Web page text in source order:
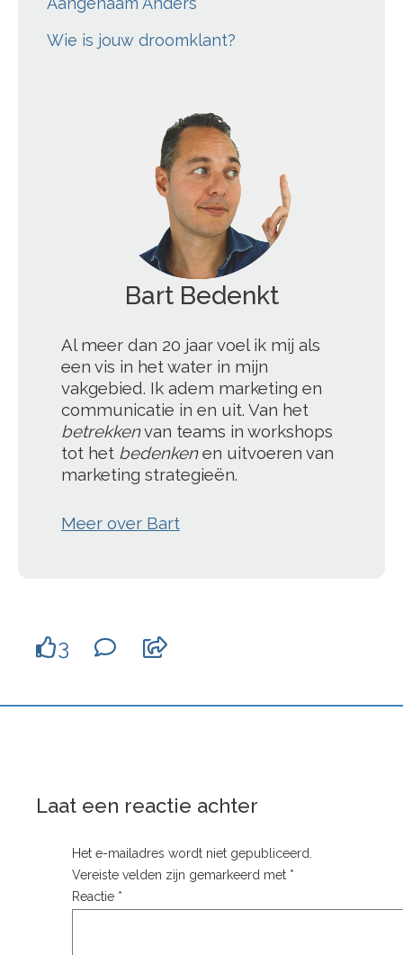
Wie is jouw droomklant?
';
Al meer dan 20 jaar voel ik mij als
een vis in het water in mijn
vakgebied. Ik adem marketing en
communicatie in en uit. Van het
betrekkenvan teams in workshops
tot het bedenkenen uitvoeren van
marketing strategieën.
Meer over Bart
3
Laat een reactie achter
Het e-mailadres wordt niet gepubliceerd.
Vereiste velden zijn gemarkeerd met *
Reactie *